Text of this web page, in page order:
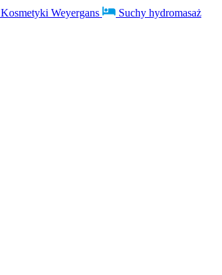
Kosmetyki Weyergans Suchy hydromasaż